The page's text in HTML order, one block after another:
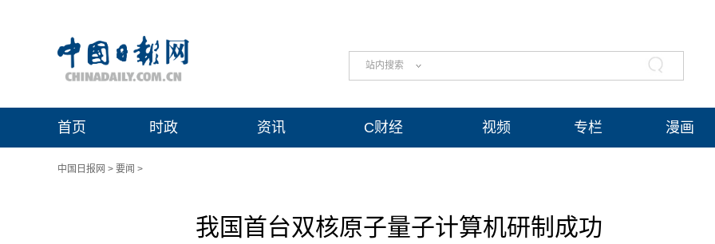
站内搜索
首页 时政 资讯 C财经 视频 专栏 漫画
中国日报网 > 要闻 >
我国首台双核原子量子计算机研制成功